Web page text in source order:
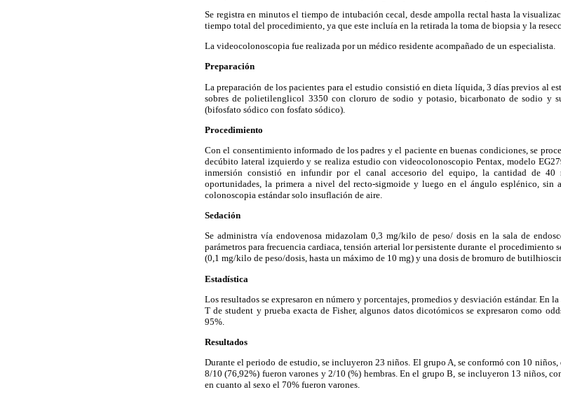
Se registra en minutos el tiempo de intubación cecal, desde ampolla rectal hasta la
tiempo total del procedimiento, ya que este incluía en la retirada la toma de biopsia y la
La videocolonoscopia fue realizada por un médico residente acompañado de un especialista.
Preparación
La preparación de los pacientes para el estudio consistió en dieta líquida, 3 días previos al
sobres de polietilenglicol 3350 con cloruro de sodio y potasio, bicarbonato de sodio y
(bifosfato sódico con fosfato sódico).
Procedimiento
Con el consentimiento informado de los padres y el paciente en buenas condiciones, se
decúbito lateral izquierdo y se realiza estudio con videocolonoscopio Pentax, modelo
inmersión consistió en infundir por el canal accesorio del equipo, la cantidad de
oportunidades, la primera a nivel del recto-sigmoide y luego en el ángulo esplénico, sin
colonoscopia estándar solo insuflación de aire.
Sedación
Se administra vía endovenosa midazolam 0,3 mg/kilo de peso/ dosis en la sala de
parámetros para frecuencia cardiaca, tensión arterial lor persistente durante el
(0,1 mg/kilo de peso/dosis, hasta un máximo de 10 mg) y una dosis de bromuro de
Estadística
Los resultados se expresaron en número y porcentajes, promedios y desviación estándar. En
T de student y prueba exacta de Fisher, algunos datos dicotómicos se expresaron como
95%.
Resultados
Durante el periodo de estudio, se incluyeron 23 niños. El grupo A, se conformó con 10
8/10 (76,92%) fueron varones y 2/10 (%) hembras. En el grupo B, se incluyeron 13 niños,
en cuanto al sexo el 70% fueron varones.